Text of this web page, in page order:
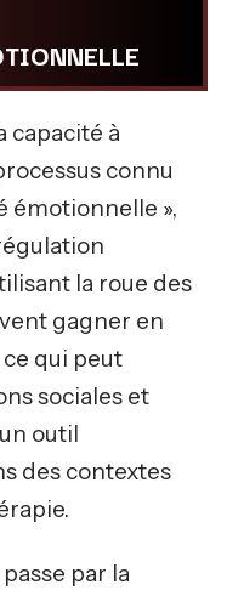
capacité à
connu
émotionnelle »,
la roue des
gagner en
qui peut
sociales et
outil
des contextes
par la